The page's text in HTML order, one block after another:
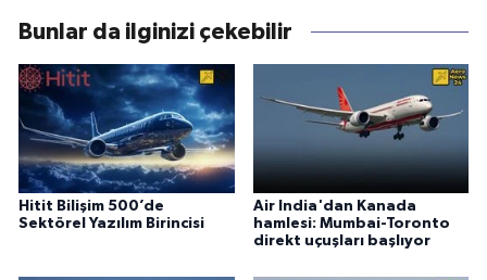
Bunlar da ilginizi çekebilir
Hitit Bilişim 500’de
Sektörel Yazılım Birincisi
Air India'dan Kanada
hamlesi: Mumbai-Toronto
direkt uçuşları başlıyor